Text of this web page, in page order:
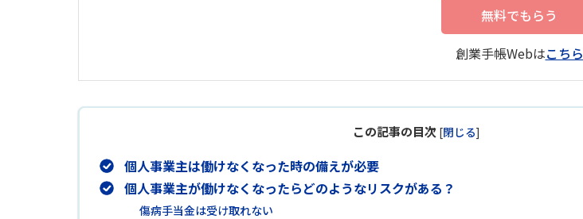
無料でもらう
創業手帳Webはこちら
この記事の目次 [閉じる]
個人事業主は働けなくなった時の備えが必要
個人事業主が働けなくなったらどのようなリスクがある？
傷病手当金は受け取れない